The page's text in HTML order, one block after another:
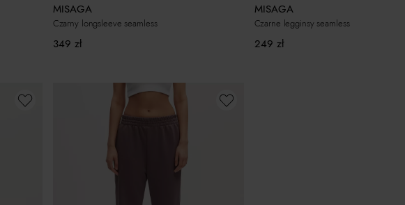
MISAGA
Czarny longsleeve seamless
349 zł
MISAGA
Czarne legginsy seamless
249 zł